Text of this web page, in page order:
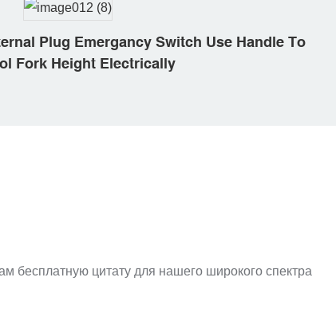
Plug Emergancy Switch Use Handle To
Fork Height Electrically
бесплатную цитату для нашего широкого спектра